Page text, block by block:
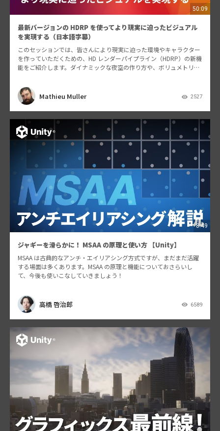
50:09
最新バージョンの HDRP を使ってより現実に迫ったビジュアル
を実現する（日本語字幕）
このセッションでは、皆さんにより現実に迫った環境やキャラクター
を作っていただくための、HD レンダーパイプライン（HDRP）の新機
能をご紹介します。ダイナミックな夜空の作り方や、ボリュメトリッ
Mathieu Muller 2527
8:49
ジャギーを滑らかに！ MSAA の原理と使い方 【Unity】
MSAA は古典的なアンチ・エイリアシング方式ですが、まだまだ活躍
する場面は多くあります。MSAA の原理と機能についておさらいし
て、今後も使いこなしていきましょう！
高橋 啓治郎 6589